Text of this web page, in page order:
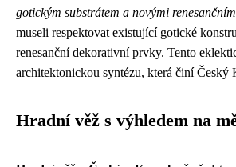
gotickým substrátem a novými
museli respektovat existující gotické
renesanční dekorativní prvky. Tento
architektonickou syntézu, která činí
Hradní věž s výhledem na